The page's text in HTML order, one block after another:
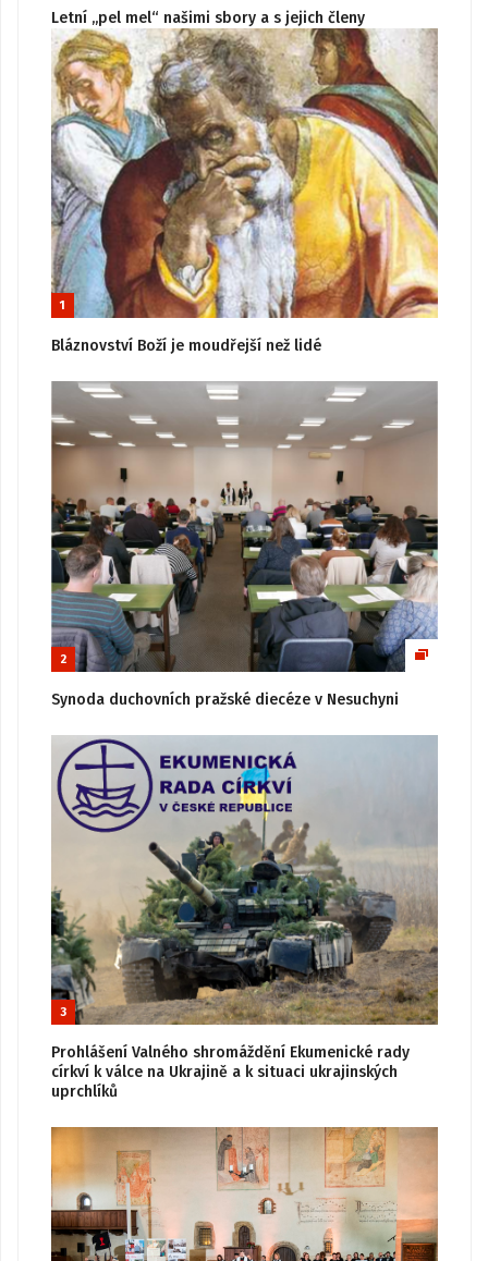
Letní „pel mel“ našimi sbory a s jejich členy
1
Bláznovství Boží je moudřejší než lidé
2
Synoda duchovních pražské diecéze v Nesuchyni
3
Prohlášení Valného shromáždění Ekumenické rady
církví k válce na Ukrajině a k situaci ukrajinských
uprchlíků